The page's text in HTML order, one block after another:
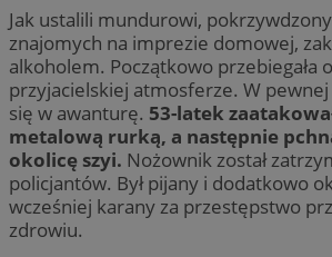
Jak ustalili mundurowi,
znajomych na imprezie domowej,
alkoholem. Początkowo przebiegała
przyjacielskiej atmosferze. W pewnej
się w awanturę. 53-latek
metalową rurką, a następnie
okolicę szyi. Nożownik został
policjantów. Był pijany i dodatkowo
wcześniej karany za przestępstwo
zdrowiu.